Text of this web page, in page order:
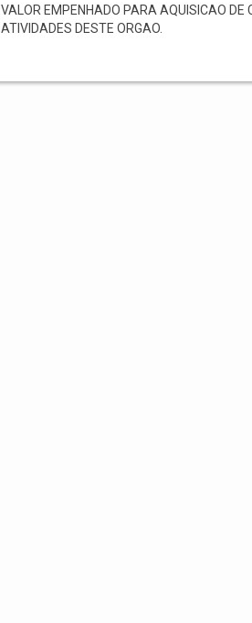
VALOR EMPENHADO PARA AQUISICAO
ATIVIDADES DESTE ORGAO.